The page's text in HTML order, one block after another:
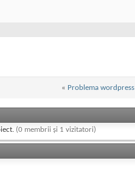
« Problema wordpress
(0 membrii și 1 vizitatori)